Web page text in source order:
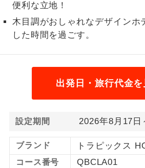
便利な立地！
木目調がおしゃれなデザインホ
した時間を過ごす。
出発日・旅行代金を
設定期間 2026年8月17日
ブランド トラピックス
コース番号 QBCLA01
2名様催行
す。
おひとり様参
おひとり様限定で
コースです。
す。
女性限定
女性限定でご参加
す。